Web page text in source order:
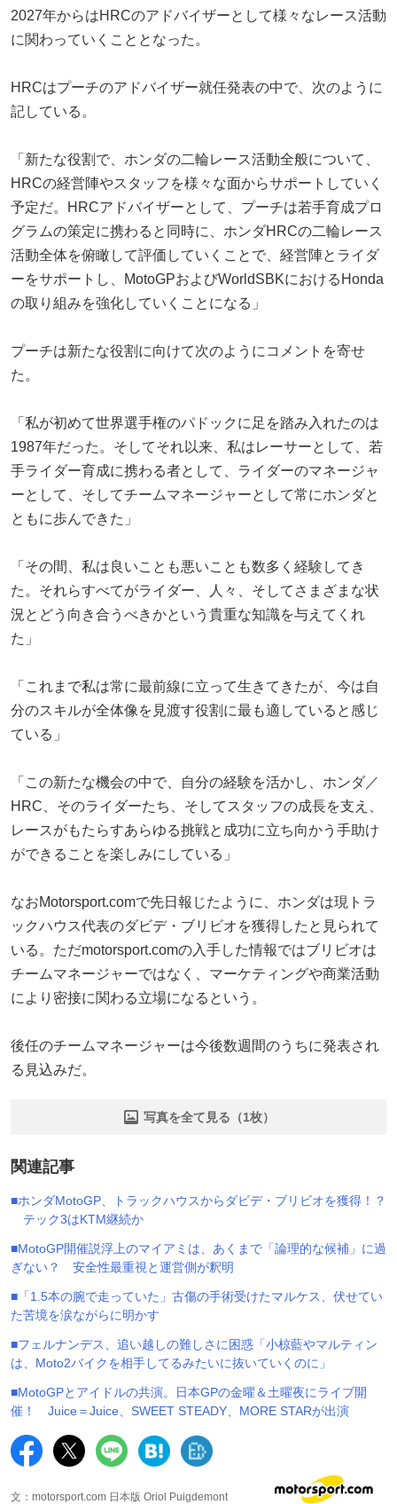
2027年からはHRCのアドバイザーとして様々なレース活動
に関わっていくこととなった。
HRCはプーチのアドバイザー就任発表の中で、次のように
記している。
「新たな役割で、ホンダの二輪レース活動全般について、
HRCの経営陣やスタッフを様々な面からサポートしていく
予定だ。HRCアドバイザーとして、プーチは若手育成プロ
グラムの策定に携わると同時に、ホンダHRCの二輪レース
活動全体を俯瞰して評価していくことで、経営陣とライダ
ーをサポートし、MotoGPおよびWorldSBKにおけるHonda
の取り組みを強化していくことになる」
プーチは新たな役割に向けて次のようにコメントを寄せ
た。
「私が初めて世界選手権のパドックに足を踏み入れたのは
1987年だった。そしてそれ以来、私はレーサーとして、若
手ライダー育成に携わる者として、ライダーのマネージャ
ーとして、そしてチームマネージャーとして常にホンダと
ともに歩んできた」
「その間、私は良いことも悪いことも数多く経験してき
た。それらすべてがライダー、人々、そしてさまざまな状
況とどう向き合うべきかという貴重な知識を与えてくれ
た」
「これまで私は常に最前線に立って生きてきたが、今は自
分のスキルが全体像を見渡す役割に最も適していると感じ
ている」
「この新たな機会の中で、自分の経験を活かし、ホンダ／
HRC、そのライダーたち、そしてスタッフの成長を支え、
レースがもたらすあらゆる挑戦と成功に立ち向かう手助け
ができることを楽しみにしている」
なおMotorsport.comで先日報じたように、ホンダは現トラ
ックハウス代表のダビデ・ブリビオを獲得したと見られて
いる。ただmotorsport.comの入手した情報ではブリビオは
チームマネージャーではなく、マーケティングや商業活動
により密接に関わる立場になるという。
後任のチームマネージャーは今後数週間のうちに発表され
る見込みだ。
写真を全て見る（1枚）
関連記事
■ホンダMotoGP、トラックハウスからダビデ・ブリビオを獲得！？
テック3はKTM継続か
■MotoGP開催説浮上のマイアミは、あくまで「論理的な候補」に過
ぎない？ 安全性最重視と運営側が釈明
■「1.5本の腕で走っていた」古傷の手術受けたマルケス、伏せてい
た苦境を涙ながらに明かす
■フェルナンデス、追い越しの難しさに困惑「小椋藍やマルティン
は、Moto2バイクを相手してるみたいに抜いていくのに」
■MotoGPとアイドルの共演。日本GPの金曜＆土曜夜にライブ開
催！ Juice＝Juice、SWEET STEADY、MORE STARが出演
文：motorsport.com 日本版 Oriol Puigdemont